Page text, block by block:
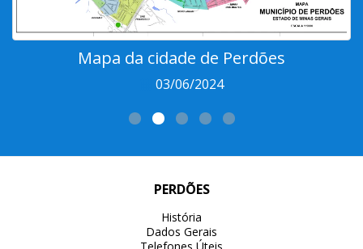
Mapa da cidade de Perdões
03/06/2024
PERDÕES
História
Dados Gerais